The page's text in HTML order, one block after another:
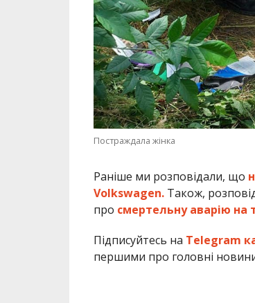
Постраждала жінка
Раніше ми розповідали, що
Volkswagen.Також,
про смертельну аварію на
Підписуйтесь на Telegram
першими про головні